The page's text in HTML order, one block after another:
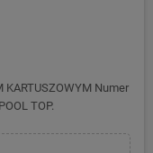
KARTUSZOWYM Numer
TOP.